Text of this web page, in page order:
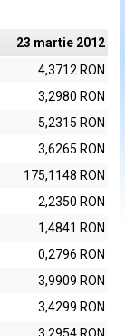
23 martie 2012
4,3712 RON
3,2980 RON
5,2315 RON
3,6265 RON
175,1148 RON
2,2350 RON
1,4841 RON
0,2796 RON
3,9909 RON
3,4299 RON